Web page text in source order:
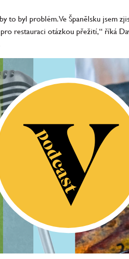
to byl problém. Ve Španělsku jsem
restauraci otázkou přežití,“ říká